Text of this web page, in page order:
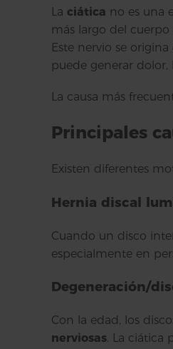
La ciática no es una
más largo del
Este nervio se
puede generar
La causa más
Principales
Existen diferentes
Hernia discal
Cuando un disco
especialmente en
Degeneración/
Con la edad, los
nerviosas. La ciática